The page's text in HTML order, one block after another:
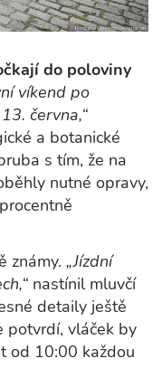
do poloviny
víkend po
června,“
a botanické
s tím, že na
nutné opravy,
známy. „Jízdní
nastínil mluvčí
detaily ještě
potvrdí, vláček by
od 10:00 každou